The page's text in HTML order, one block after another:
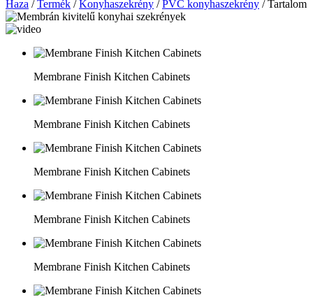
Haza /Termék /Konyhaszekrény /PVC konyhaszekrény /Tartalom
Membrane Finish Kitchen Cabinets
Membrane Finish Kitchen Cabinets
Membrane Finish Kitchen Cabinets
Membrane Finish Kitchen Cabinets
Membrane Finish Kitchen Cabinets